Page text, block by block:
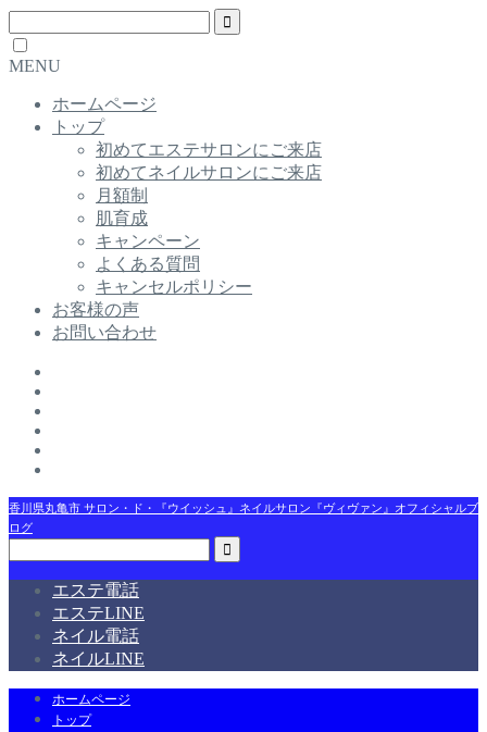
MENU
ホームページ
トップ
初めてエステサロンにご来店
初めてネイルサロンにご来店
月額制
肌育成
キャンペーン
よくある質問
キャンセルポリシー
お客様の声
お問い合わせ
香川県丸亀市 サロン・ド・『ウイッシュ』ネイルサロン『ヴィヴァン』オフィシャルブ
ログ
エステ電話
エステLINE
ネイル電話
ネイルLINE
ホームページ
トップ